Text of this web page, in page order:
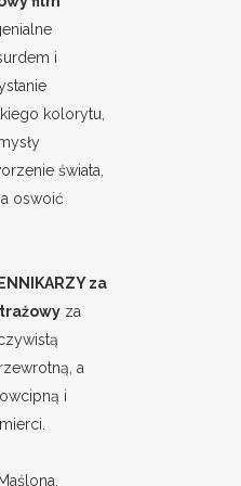
i
kolorytu,
świata,
oswoić
za
za
a
i